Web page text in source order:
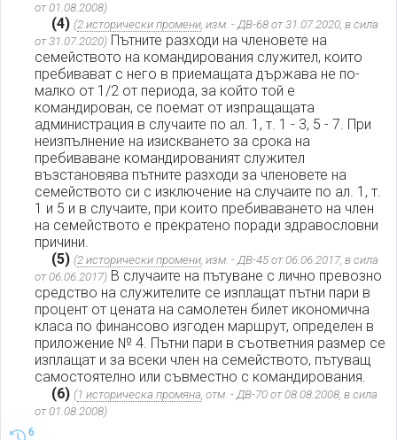
от 01.08.2008)
(4) (2 исторически промени, изм. - ДВ-68 от 31.07.2020, в сила
от 31.07.2020) Пътните разходи на членовете на
семейството на командирования служител, които
пребивават с него в приемащата държава не по-
малко от 1/2 от периода, за който той е
командирован, се поемат от изпращащата
администрация в случаите по ал. 1, т. 1 - 3, 5 - 7. При
неизпълнение на изискването за срока на
пребиваване командированият служител
възстановява пътните разходи за членовете на
семейството си с изключение на случаите по ал. 1, т.
1 и 5 и в случаите, при които пребиваването на член
на семейството е прекратено поради здравословни
причини.
(5) (2 исторически промени, изм. - ДВ-45 от 06.06.2017, в сила
от 06.06.2017) В случаите на пътуване с лично превозно
средство на служителите се изплащат пътни пари в
процент от цената на самолетен билет икономична
класа по финансово изгоден маршрут, определен в
приложение № 4. Пътни пари в съответния размер се
изплащат и за всеки член на семейството, пътуващ
самостоятелно или съвместно с командирования.
(6) (1 историческа промяна, отм. - ДВ-70 от 08.08.2008, в сила
от 01.08.2008)
6